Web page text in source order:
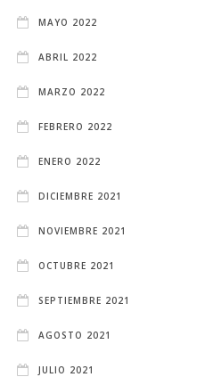
MAYO 2022
ABRIL 2022
MARZO 2022
FEBRERO 2022
ENERO 2022
DICIEMBRE 2021
NOVIEMBRE 2021
OCTUBRE 2021
SEPTIEMBRE 2021
AGOSTO 2021
JULIO 2021